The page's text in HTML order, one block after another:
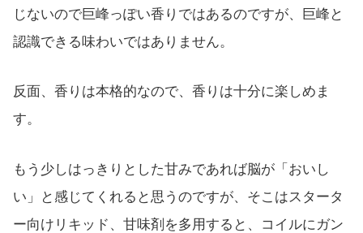
じないので巨峰っぽい香りではあるのですが、巨峰と
認識できる味わいではありません。
反面、香りは本格的なので、香りは十分に楽しめま
す。
もう少しはっきりとした甘みであれば脳が「おいし
い」と感じてくれると思うのですが、そこはスタータ
ー向けリキッド、甘味剤を多用すると、コイルにガン